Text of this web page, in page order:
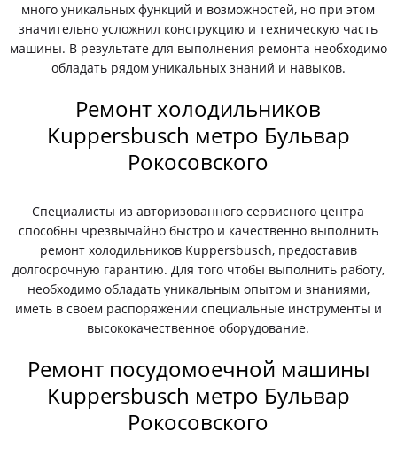
много уникальных функций и возможностей, но при этом
значительно усложнил конструкцию и техническую часть
машины. В результате для выполнения ремонта необходимо
обладать рядом уникальных знаний и навыков.
Ремонт холодильников
Kuppersbusch метро Бульвар
Рокосовского
Специалисты из авторизованного сервисного центра
способны чрезвычайно быстро и качественно выполнить
ремонт холодильников Kuppersbusch, предоставив
долгосрочную гарантию. Для того чтобы выполнить работу,
необходимо обладать уникальным опытом и знаниями,
иметь в своем распоряжении специальные инструменты и
высококачественное оборудование.
Ремонт посудомоечной машины
Kuppersbusch метро Бульвар
Рокосовского